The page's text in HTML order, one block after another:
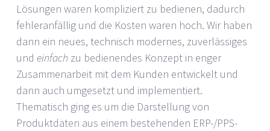
Lösungen waren kompliziert zu bedienen, dadurch
fehleranfällig und die Kosten waren hoch. Wir haben
dann ein neues, technisch modernes, zuverlässiges
und einfach zu bedienendes Konzept in enger
Zusammenarbeit mit dem Kunden entwickelt und
dann auch umgesetzt und implementiert.
Thematisch ging es um die Darstellung von
Produktdaten aus einem bestehenden ERP-/PPS-